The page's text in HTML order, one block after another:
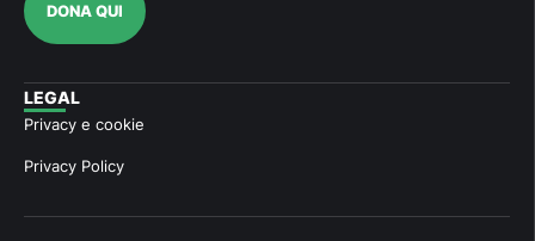
DONA QUI
LEGAL
Privacy e cookie
Privacy Policy